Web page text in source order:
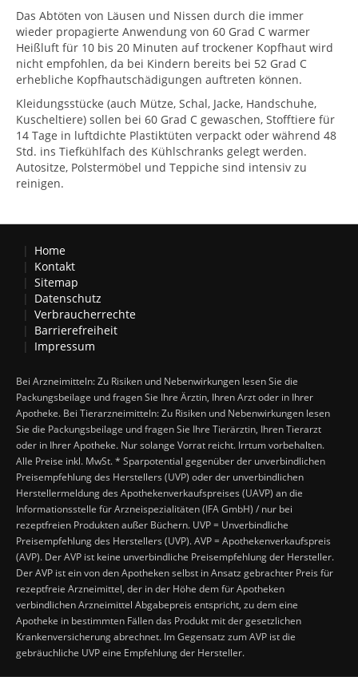
Das Abtöten von Läusen und Nissen durch die immer
wieder propagierte Anwendung von 60 Grad C warmer
Heißluft für 10 bis 20 Minuten auf trockener Kopfhaut wird
nicht empfohlen, da bei Kindern bereits bei 52 Grad C
erhebliche Kopfhautschädigungen auftreten können.
Kleidungsstücke (auch Mütze, Schal, Jacke, Handschuhe,
Kuscheltiere) sollen bei 60 Grad C gewaschen, Stofftiere für
14 Tage in luftdichte Plastiktüten verpackt oder während 48
Std. ins Tiefkühlfach des Kühlschranks gelegt werden.
Autositze, Polstermöbel und Teppiche sind intensiv zu
reinigen.
Home
Kontakt
Sitemap
Datenschutz
Verbraucherrechte
Barrierefreiheit
Impressum
Bei Arzneimitteln: Zu Risiken und Nebenwirkungen lesen Sie die
Packungsbeilage und fragen Sie Ihre Ärztin, Ihren Arzt oder in Ihrer
Apotheke. Bei Tierarzneimitteln: Zu Risiken und Nebenwirkungen lesen
Sie die Packungsbeilage und fragen Sie Ihre Tierärztin, Ihren Tierarzt
oder in Ihrer Apotheke. Nur solange Vorrat reicht. Irrtum vorbehalten.
Alle Preise inkl. MwSt. * Sparpotential gegenüber der unverbindlichen
Preisempfehlung des Herstellers (UVP) oder der unverbindlichen
Herstellermeldung des Apothekenverkaufspreises (UAVP) an die
Informationsstelle für Arzneispezialitäten (IFA GmbH) / nur bei
rezeptfreien Produkten außer Büchern. UVP = Unverbindliche
Preisempfehlung des Herstellers (UVP). AVP = Apothekenverkaufspreis
(AVP). Der AVP ist keine unverbindliche Preisempfehlung der Hersteller.
Der AVP ist ein von den Apotheken selbst in Ansatz gebrachter Preis für
rezeptfreie Arzneimittel, der in der Höhe dem für Apotheken
verbindlichen Arzneimittel Abgabepreis entspricht, zu dem eine
Apotheke in bestimmten Fällen das Produkt mit der gesetzlichen
Krankenversicherung abrechnet. Im Gegensatz zum AVP ist die
gebräuchliche UVP eine Empfehlung der Hersteller.